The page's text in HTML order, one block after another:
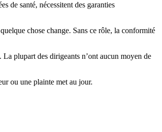
de santé, nécessitent des garanties
chose change. Sans ce rôle, la conformité
plupart des dirigeants n’ont aucun moyen de
ou une plainte met au jour.